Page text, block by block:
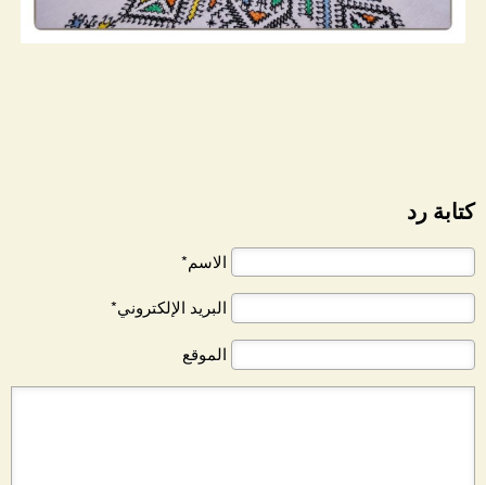
كتابة رد
الاسم*
البريد الإلكتروني*
الموقع